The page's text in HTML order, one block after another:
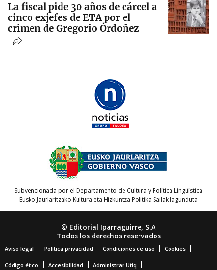
La fiscal pide 30 años de cárcel a
cinco exjefes de ETA por el
crimen de Gregorio Órdoñez
Subvencionada por el Departamento de Cultura y Política Lingüística
Eusko Jaurlaritzako Kultura eta Hizkuntza Politika Sailak lagunduta
© Editorial Iparraguirre, S.A
Todos los derechos reservados
Aviso legal Política privacidad Condiciones de uso Cookies
Código ético Accesibilidad Administrar Utiq